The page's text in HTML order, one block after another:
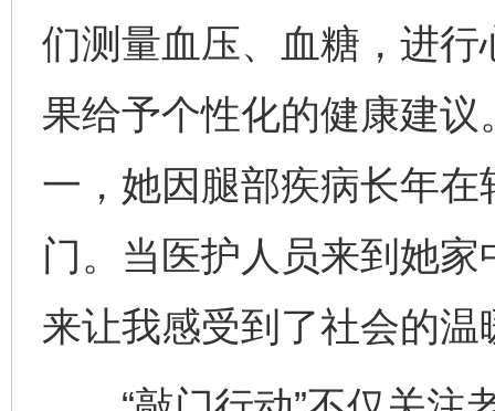
们测量血压、血糖，进
果给予个性化的健康建
一，她因腿部疾病长年
门。当医护人员来到她
来让我感受到了社会的温